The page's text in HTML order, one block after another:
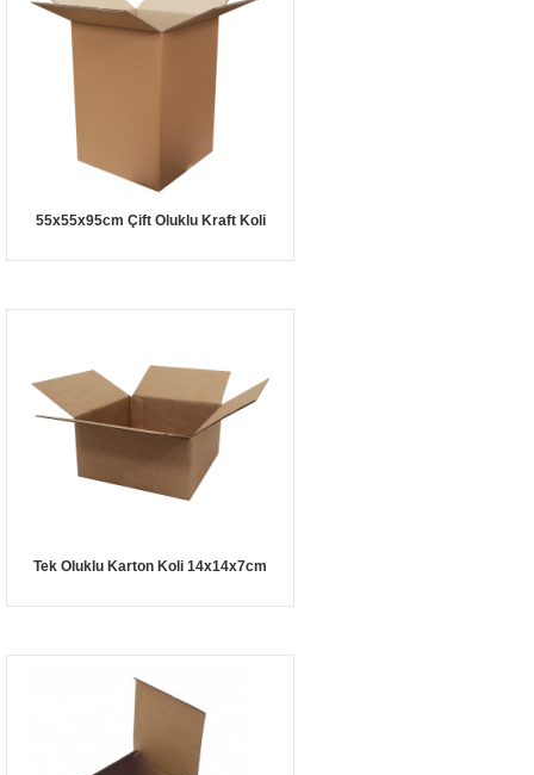
55x55x95cm Çift Oluklu Kraft Koli
Tek Oluklu Karton Koli 14x14x7cm